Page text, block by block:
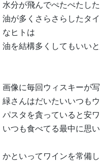
水分が飛んでぺたぺたし
油が多くさらさらしたタ
なヒトは
油を結構多くしてもいいと
画像に毎回ウィスキーが
緑さんはだいたいいつも
パスタを貪っていると安
いつも食べてる最中に思
かといってワインを常備